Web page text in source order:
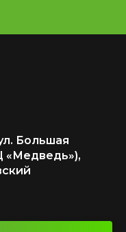
Большая
«Медведь»),